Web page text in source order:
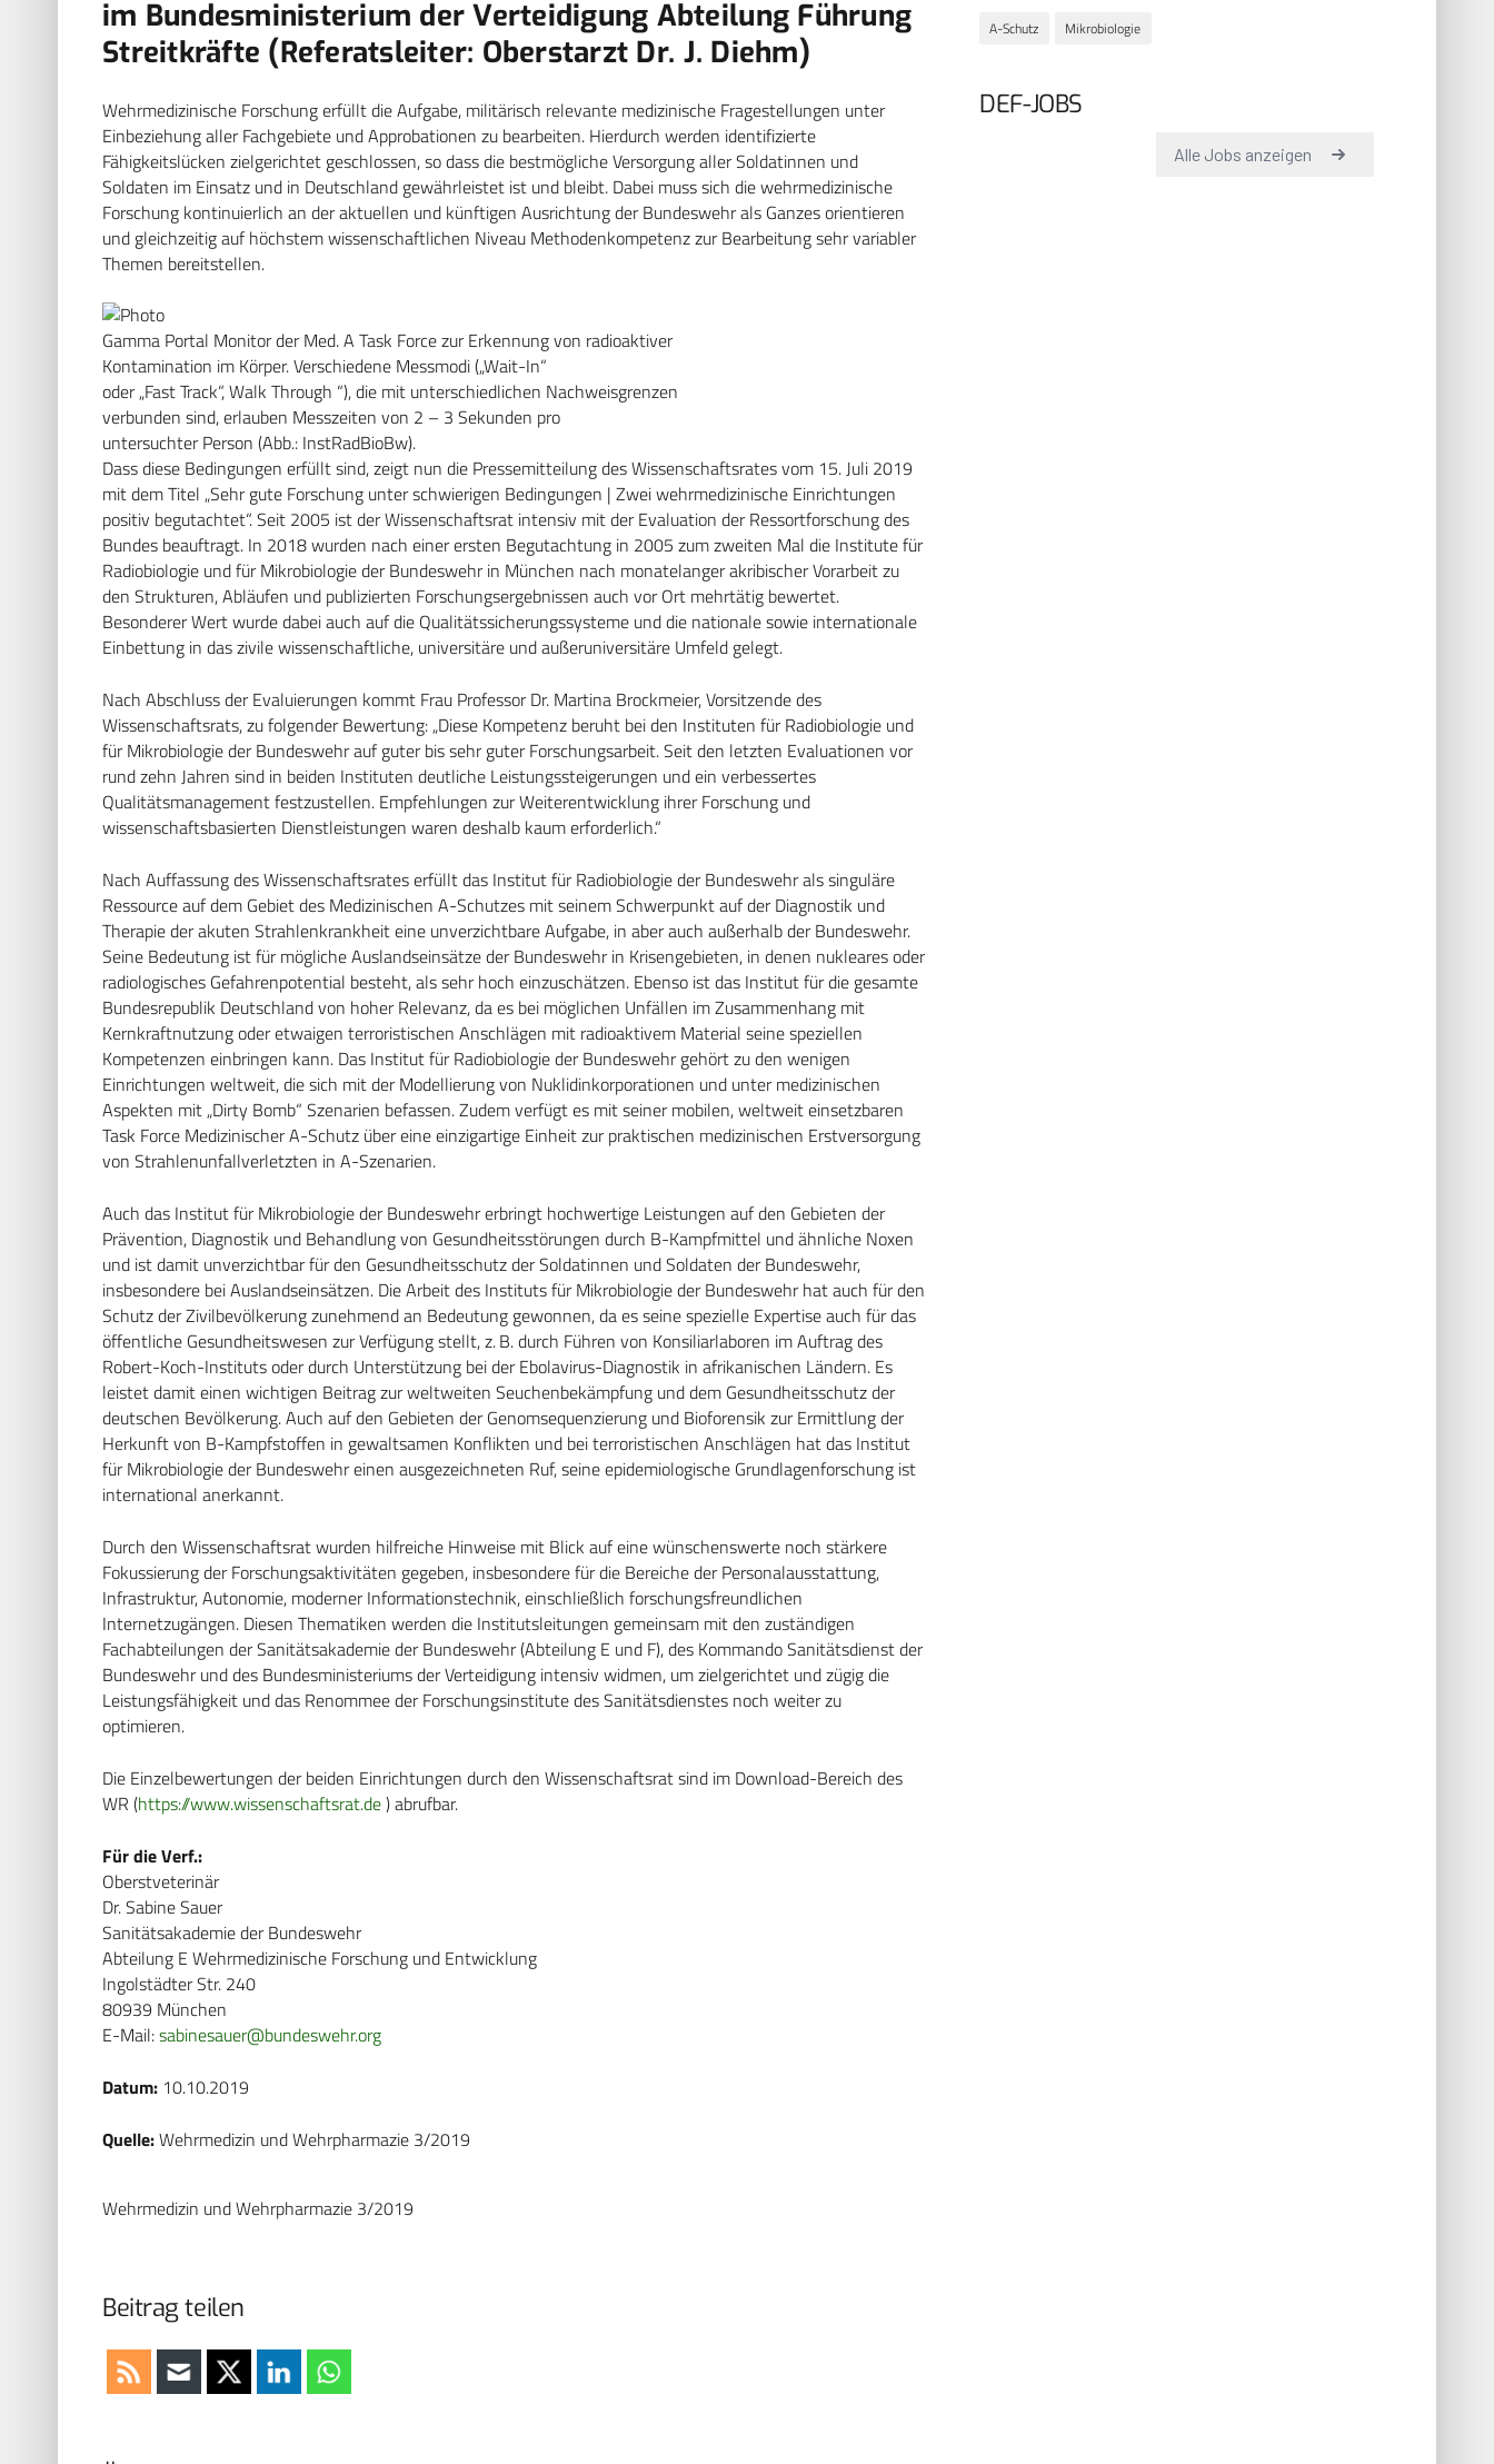
im Bundesministerium der Verteidigung Abteilung Führung
Streitkräfte (Referatsleiter: Oberstarzt Dr. J. Diehm)
Wehrmedizinische Forschung erfüllt die Aufgabe, militärisch relevante medizinische Fragestellungen unter
Einbeziehung aller Fachgebiete und Approbationen zu bearbeiten. Hierdurch werden identifizierte
Fähigkeitslücken zielgerichtet geschlossen, so dass die bestmögliche Versorgung aller Soldatinnen und
Soldaten im Einsatz und in Deutschland gewährleistet ist und bleibt. Dabei muss sich die wehrmedizinische
Forschung kontinuierlich an der aktuellen und künftigen Ausrichtung der Bundeswehr als Ganzes orientieren
und gleichzeitig auf höchstem wissenschaftlichen Niveau Methodenkompetenz zur Bearbeitung sehr variabler
Themen bereitstellen.
Gamma Portal Monitor der Med. A Task Force zur Erkennung von radioaktiver
Kontamination im Körper. Verschiedene Messmodi („Wait-In“
oder „Fast Track“, Walk Through “), die mit unterschiedlichen Nachweisgrenzen
verbunden sind, erlauben Messzeiten von 2 – 3 Sekunden pro
untersuchter Person (Abb.: InstRadBioBw).
Dass diese Bedingungen erfüllt sind, zeigt nun die Pressemitteilung des Wissenschaftsrates vom 15. Juli 2019
mit dem Titel „Sehr gute Forschung unter schwierigen Bedingungen | Zwei wehrmedizinische Einrichtungen
positiv begutachtet“. Seit 2005 ist der Wissenschaftsrat intensiv mit der Evaluation der Ressortforschung des
Bundes beauftragt. In 2018 wurden nach einer ersten Begutachtung in 2005 zum zweiten Mal die Institute für
Radiobiologie und für Mikrobiologie der Bundeswehr in München nach monatelanger akribischer Vorarbeit zu
den Strukturen, Abläufen und publizierten Forschungsergebnissen auch vor Ort mehrtätig bewertet.
Besonderer Wert wurde dabei auch auf die Qualitätssicherungssysteme und die nationale sowie internationale
Einbettung in das zivile wissenschaftliche, universitäre und außeruniversitäre Umfeld gelegt.
Nach Abschluss der Evaluierungen kommt Frau Professor Dr. Martina Brockmeier, Vorsitzende des
Wissenschaftsrats, zu folgender Bewertung: „Diese Kompetenz beruht bei den Instituten für Radiobiologie und
für Mikrobiologie der Bundeswehr auf guter bis sehr guter Forschungsarbeit. Seit den letzten Evaluationen vor
rund zehn Jahren sind in beiden Instituten deutliche Leistungssteigerungen und ein verbessertes
Qualitätsmanagement festzustellen. Empfehlungen zur Weiterentwicklung ihrer Forschung und
wissenschaftsbasierten Dienstleistungen waren deshalb kaum erforderlich.“
Nach Auffassung des Wissenschaftsrates erfüllt das Institut für Radiobiologie der Bundeswehr als singuläre
Ressource auf dem Gebiet des Medizinischen A-Schutzes mit seinem Schwerpunkt auf der Diagnostik und
Therapie der akuten Strahlenkrankheit eine unverzichtbare Aufgabe, in aber auch außerhalb der Bundeswehr.
Seine Bedeutung ist für mögliche Auslandseinsätze der Bundeswehr in Krisengebieten, in denen nukleares oder
radiologisches Gefahrenpotential besteht, als sehr hoch einzuschätzen. Ebenso ist das Institut für die gesamte
Bundesrepublik Deutschland von hoher Relevanz, da es bei möglichen Unfällen im Zusammenhang mit
Kernkraftnutzung oder etwaigen terroristischen Anschlägen mit radioaktivem Material seine speziellen
Kompetenzen einbringen kann. Das Institut für Radiobiologie der Bundeswehr gehört zu den wenigen
Einrichtungen weltweit, die sich mit der Modellierung von Nuklidinkorporationen und unter medizinischen
Aspekten mit „Dirty Bomb“ Szenarien befassen. Zudem verfügt es mit seiner mobilen, weltweit einsetzbaren
Task Force Medizinischer A-Schutz über eine einzigartige Einheit zur praktischen medizinischen Erstversorgung
von Strahlenunfallverletzten in A-Szenarien.
Auch das Institut für Mikrobiologie der Bundeswehr erbringt hochwertige Leistungen auf den Gebieten der
Prävention, Diagnostik und Behandlung von Gesundheitsstörungen durch B-Kampfmittel und ähnliche Noxen
und ist damit unverzichtbar für den Gesundheitsschutz der Soldatinnen und Soldaten der Bundeswehr,
insbesondere bei Auslandseinsätzen. Die Arbeit des Instituts für Mikrobiologie der Bundeswehr hat auch für den
Schutz der Zivilbevölkerung zunehmend an Bedeutung gewonnen, da es seine spezielle Expertise auch für das
öffentliche Gesundheitswesen zur Verfügung stellt, z. B. durch Führen von Konsiliarlaboren im Auftrag des
Robert-Koch-Instituts oder durch Unterstützung bei der Ebolavirus-Diagnostik in afrikanischen Ländern. Es
leistet damit einen wichtigen Beitrag zur weltweiten Seuchenbekämpfung und dem Gesundheitsschutz der
deutschen Bevölkerung. Auch auf den Gebieten der Genomsequenzierung und Bioforensik zur Ermittlung der
Herkunft von B-Kampfstoffen in gewaltsamen Konflikten und bei terroristischen Anschlägen hat das Institut
für Mikrobiologie der Bundeswehr einen ausgezeichneten Ruf, seine epidemiologische Grundlagenforschung ist
international anerkannt.
Durch den Wissenschaftsrat wurden hilfreiche Hinweise mit Blick auf eine wünschenswerte noch stärkere
Fokussierung der Forschungsaktivitäten gegeben, insbesondere für die Bereiche der Personalausstattung,
Infrastruktur, Autonomie, moderner Informationstechnik, einschließlich forschungsfreundlichen
Internetzugängen. Diesen Thematiken werden die Institutsleitungen gemeinsam mit den zuständigen
Fachabteilungen der Sanitätsakademie der Bundeswehr (Abteilung E und F), des Kommando Sanitätsdienst der
Bundeswehr und des Bundesministeriums der Verteidigung intensiv widmen, um zielgerichtet und zügig die
Leistungsfähigkeit und das Renommee der Forschungsinstitute des Sanitätsdienstes noch weiter zu
optimieren.
Die Einzelbewertungen der beiden Einrichtungen durch den Wissenschaftsrat sind im Download-Bereich des
WR (https://www.wissenschaftsrat.de) abrufbar.
Für die Verf.:
Oberstveterinär
Dr. Sabine Sauer
Sanitätsakademie der Bundeswehr
Abteilung E Wehrmedizinische Forschung und Entwicklung
Ingolstädter Str. 240
80939 München
E-Mail:sabinesauer@bundeswehr.org
Datum: 10.10.2019
Quelle:Wehrmedizin und Wehrpharmazie 3/2019
Wehrmedizin und Wehrpharmazie 3/2019
Beitrag teilen
A-Schutz Mikrobiologie
DEF-JOBS